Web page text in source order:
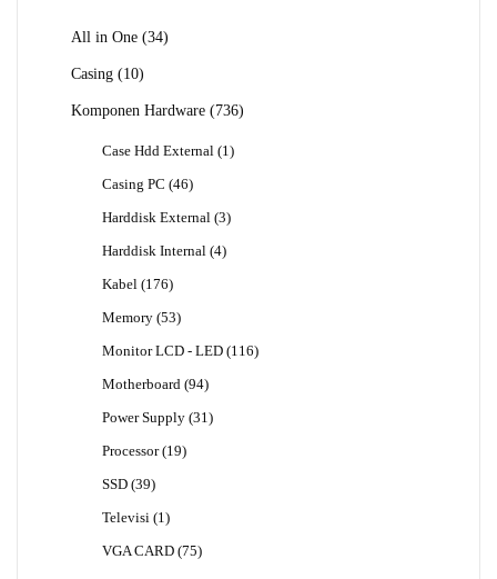
All in One 3434
Casing
1010
Komponen Hardware
736736
Case Hdd External 1 1
Casing PC 4646
Harddisk External 33
Harddisk Internal 44
Kabel
176176
Memory 5353
Monitor LCD - LED 116116
Motherboard 9494
Power Supply 31 31
Processor 1919
SSD 3939
Televisi
1 1
VGA CARD 7575